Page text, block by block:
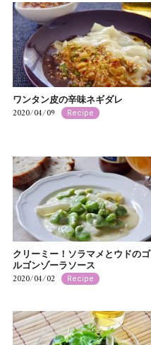
ワンタン皮の辛味ネギダレ
2020/04/09 Recipe
クリーミー！ソラマメとウドのゴ
ルゴンゾーラソース
2020/04/02 Recipe